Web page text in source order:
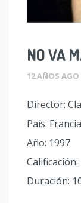
NO VA
12 AÑOS AGO
Director:
País: Francia
Año: 1997
Duración: